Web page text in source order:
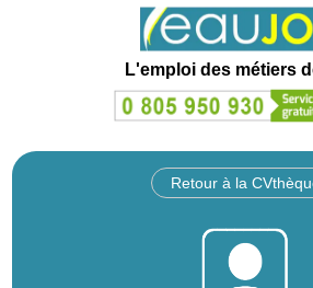
L'emploi des métiers
Retour à la